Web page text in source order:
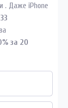
. Даже iPhone
33
за 20